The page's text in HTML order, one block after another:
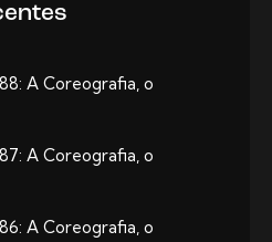
A Coreografia, o
A Coreografia, o
A Coreografia, o